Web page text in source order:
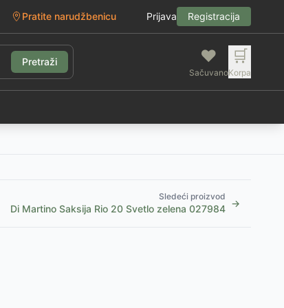
Pratite narudžbenicu Prijava Registracija
Pretraži ❤️
Sačuvano
🛒
Korpa
Sledeći proizvod
Di Martino Saksija Rio 20 Svetlo zelena 027984 →